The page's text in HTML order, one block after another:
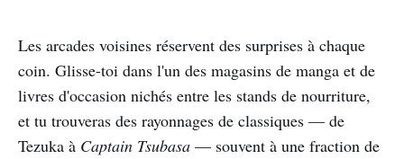
Les arcades voisines réservent des surprises à chaque
coin. Glisse-toi dans l'un des magasins de manga et de
livres d'occasion nichés entre les stands de nourriture,
et tu trouveras des rayonnages de classiques — de
Tezuka à Captain Tsubasa — souvent à une fraction de